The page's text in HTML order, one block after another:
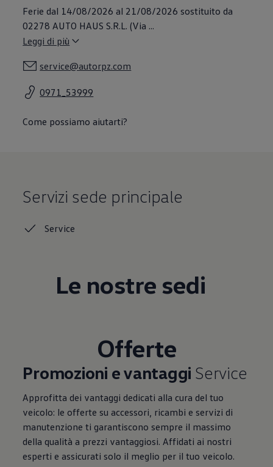
VW Connect per ID. Buzz
VW Connect per Amarok
VW Connect per Transporter e Caravelle
Sistemi di assistenza alla guida
Aggiornamenti software per ID. Buzz
California App
Manutenzione e Servizi
Accessori
Manuale uso e Manutenzione
Garanzie
Informazioni utili
75 anni di Bulli
Guida autonoma
service@autorpz.com
0971_53999
Ferie dal 14/08/2026 al 21/08/2026 sostituito da
02278 AUTO HAUS S.R.L. (Via ...
Leggi di più
Come possiamo aiutarti?
Servizi sede principale
Service
Le nostre sedi
Offerte
Promozioni e vantaggi Service
Approfitta dei vantaggi dedicati alla cura del tuo
veicolo: le offerte su accessori, ricambi e servizi di
manutenzione ti garantiscono sempre il massimo
della qualità a prezzi vantaggiosi. Affidati ai nostri
esperti e assicurati solo il meglio per il tuo veicolo.